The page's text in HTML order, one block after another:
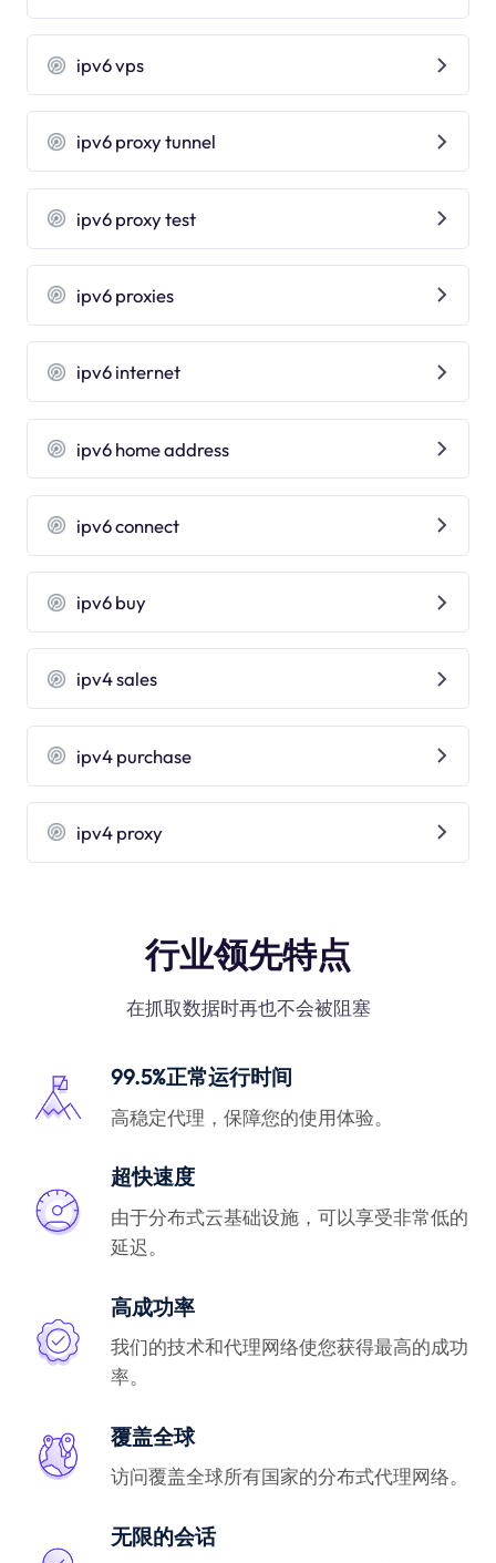
ipv6 vps
ipv6 proxy tunnel
ipv6 proxy test
ipv6 proxies
ipv6 internet
ipv6 home address
ipv6 connect
ipv6 buy
ipv4 sales
ipv4 purchase
ipv4 proxy
行业领先特点
在抓取数据时再也不会被阻塞
99.5%正常运行时间
高稳定代理，保障您的使用体验。
超快速度
由于分布式云基础设施，可以享受非常低的
延迟。
高成功率
我们的技术和代理网络使您获得最高的成功
率。
覆盖全球
访问覆盖全球所有国家的分布式代理网络。
无限的会话